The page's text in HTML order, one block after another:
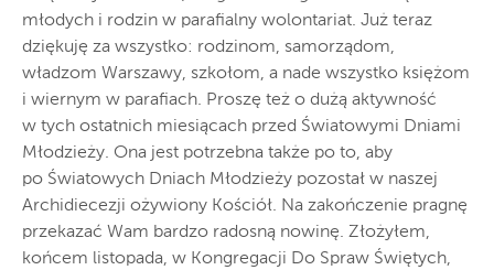
młodych i rodzin w parafialny wolontariat. Już teraz
dziękuję za wszystko: rodzinom, samorządom,
władzom Warszawy, szkołom, a nade wszystko księżom
i wiernym w parafiach. Proszę też o dużą aktywność
w tych ostatnich miesiącach przed Światowymi Dniami
Młodzieży. Ona jest potrzebna także po to, aby
po Światowych Dniach Młodzieży pozostał w naszej
Archidiecezji ożywiony Kościół. Na zakończenie pragnę
przekazać Wam bardzo radosną nowinę. Złożyłem,
końcem listopada, w Kongregacji Do Spraw Świętych,